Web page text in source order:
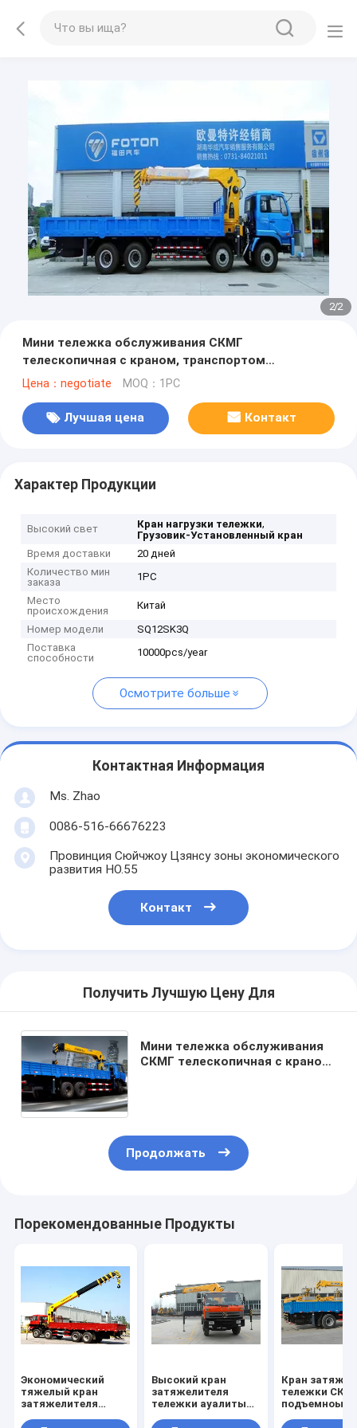
2/2
Мини тележка обслуживания СКМГ
телескопичная с краном, транспортом
безопасности
Цена：negotiate MOQ：1PC
Лучшая цена Контакт
Характер Продукции
Высокий свет Кран нагрузки тележки,
Грузовик-Установленный кран
Время доставки
20 дней
Количество мин
заказа
1PC
Место
происхождения
Китай
Номер модели
SQ12SK3Q
Поставка
способности
10000pcs/year
Осмотрите больше
Контактная Информация
Ms. Zhao
0086-516-66676223
Провинция Сюйчжоу Цзянсу зоны экономического
развития НО.55
Контакт
Получить Лучшую Цену Для
Мини тележка обслуживания
СКМГ телескопичная с краном,
Продолжать
Порекомендованные Продукты
Экономический
тяжелый кран
затяжелителя
Высокий кран
затяжелителя
тележки ауалиты
Кран
тележки
подъемноый-